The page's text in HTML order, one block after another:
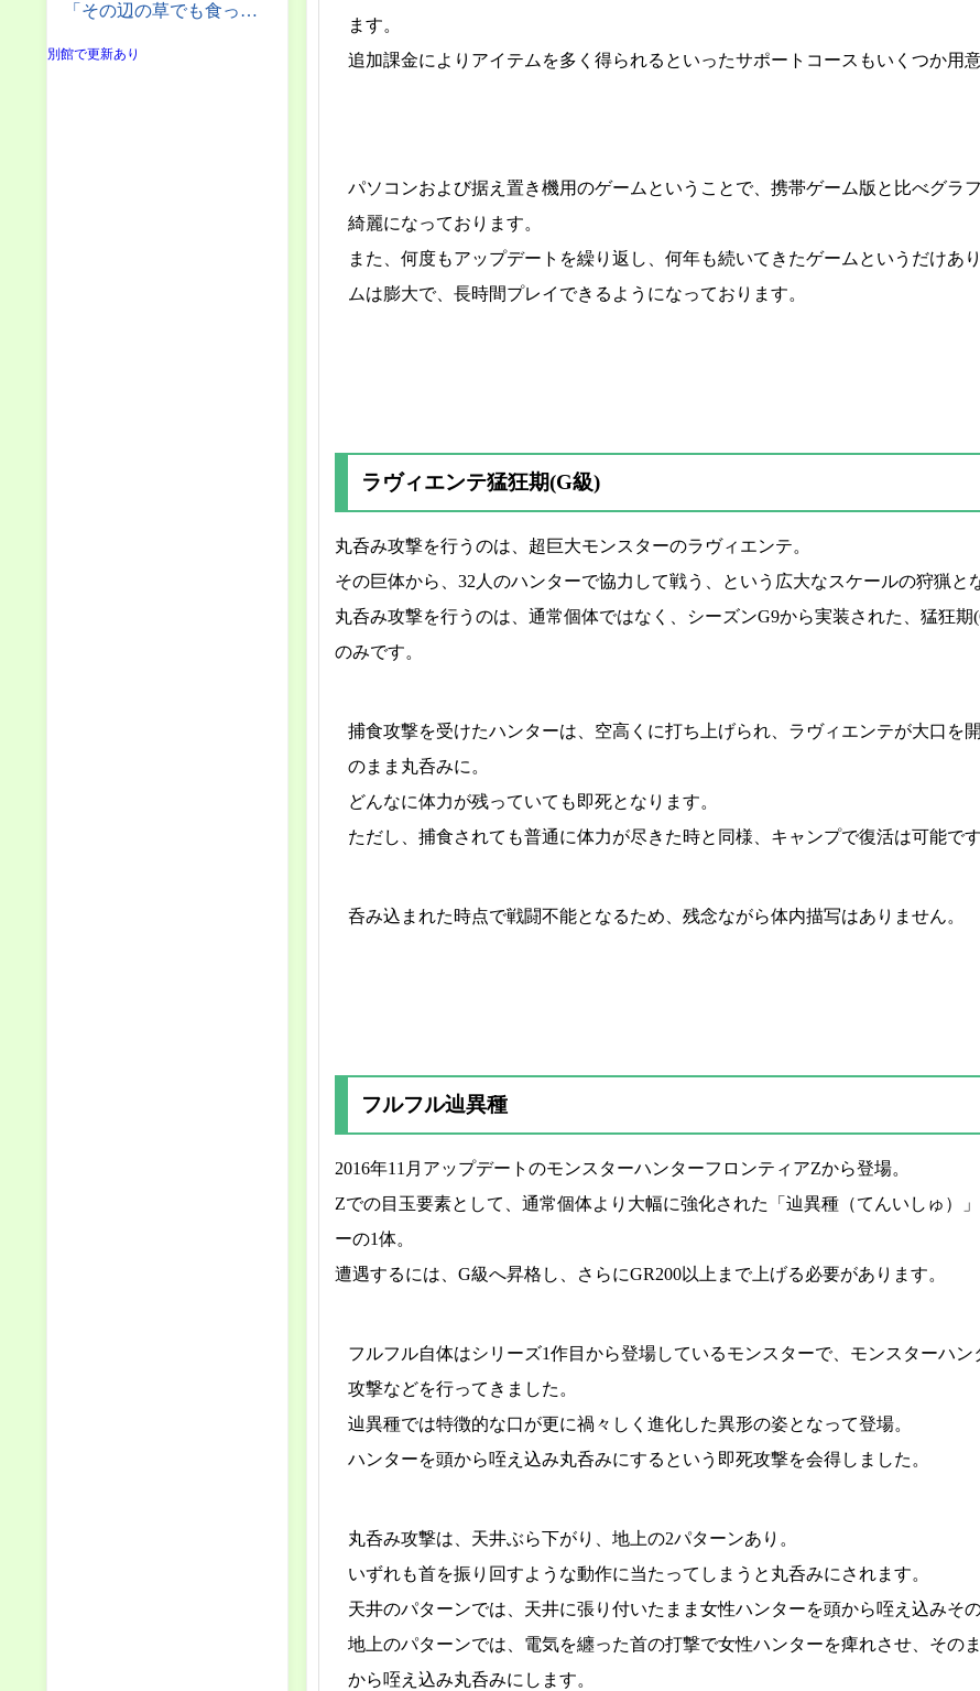
「その辺の草でも食っとけ」と追放された無能スキル【植物食い】持ち転生者、エルフの里で幻の植物を食べて無双する
別館で更新あり
ます。
追加課金によりアイテムを多く得られるといったサポートコースもいくつか用
パソコンおよび据え置き機用のゲームということで、携帯ゲーム版と比べグラ
綺麗になっております。
また、何度もアップデートを繰り返し、何年も続いてきたゲームというだけあ
ムは膨大で、長時間プレイできるようになっております。
ラヴィエンテ猛狂期(G級)
丸呑み攻撃を行うのは、超巨大モンスターのラヴィエンテ。
その巨体から、32人のハンターで協力して戦う、という広大なスケールの狩猟と
丸呑み攻撃を行うのは、通常個体ではなく、シーズンG9から実装された、猛狂期
のみです。
捕食攻撃を受けたハンターは、空高くに打ち上げられ、ラヴィエンテが大口を
のまま丸呑みに。
どんなに体力が残っていても即死となります。
ただし、捕食されても普通に体力が尽きた時と同様、キャンプで復活は可能です
呑み込まれた時点で戦闘不能となるため、残念ながら体内描写はありません。
フルフル辿異種
2016年11月アップデートのモンスターハンターフロンティアZから登場。
Zでの目玉要素として、通常個体より大幅に強化された「辿異種（てんいしゅ）
ーの1体。
遭遇するには、G級へ昇格し、さらにGR200以上まで上げる必要があります。
フルフル自体はシリーズ1作目から登場しているモンスターで、モンスターハン
攻撃などを行ってきました。
辿異種では特徴的な口が更に禍々しく進化した異形の姿となって登場。
ハンターを頭から咥え込み丸呑みにするという即死攻撃を会得しました。
丸呑み攻撃は、天井ぶら下がり、地上の2パターンあり。
いずれも首を振り回すような動作に当たってしまうと丸呑みにされます。
天井のパターンでは、天井に張り付いたまま女性ハンターを頭から咥え込みそ
地上のパターンでは、電気を纏った首の打撃で女性ハンターを痺れさせ、その
から咥え込み丸呑みにします。